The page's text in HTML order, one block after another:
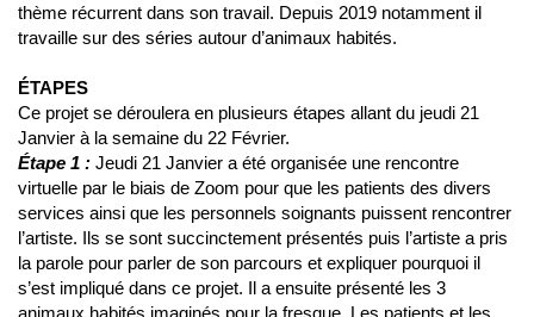
thème récurrent dans son travail. Depuis 2019 notamment il
travaille sur des séries autour d’animaux habités.
ÉTAPES
Ce projet se déroulera en plusieurs étapes allant du jeudi 21
Janvier à la semaine du 22 Février.
Étape 1 : Jeudi 21 Janvier a été organisée une rencontre
virtuelle par le biais de Zoom pour que les patients des divers
services ainsi que les personnels soignants puissent rencontrer
l’artiste. Ils se sont succinctement présentés puis l’artiste a pris
la parole pour parler de son parcours et expliquer pourquoi il
s’est impliqué dans ce projet. Il a ensuite présenté les 3
animaux habités imaginés pour la fresque. Les patients et les